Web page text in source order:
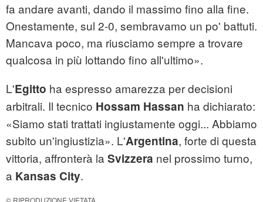
fa andare avanti, dando il massimo fino alla fine.
Onestamente, sul 2-0, sembravamo un po' battuti.
Mancava poco, ma riusciamo sempre a trovare
qualcosa in più lottando fino all'ultimo».
L'Egitto ha espresso amarezza per decisioni
arbitrali. Il tecnico Hossam Hassan ha dichiarato:
«Siamo stati trattati ingiustamente oggi... Abbiamo
subito un'ingiustizia». L'Argentina, forte di questa
vittoria, affronterà la Svizzera nel prossimo turno,
a Kansas City.